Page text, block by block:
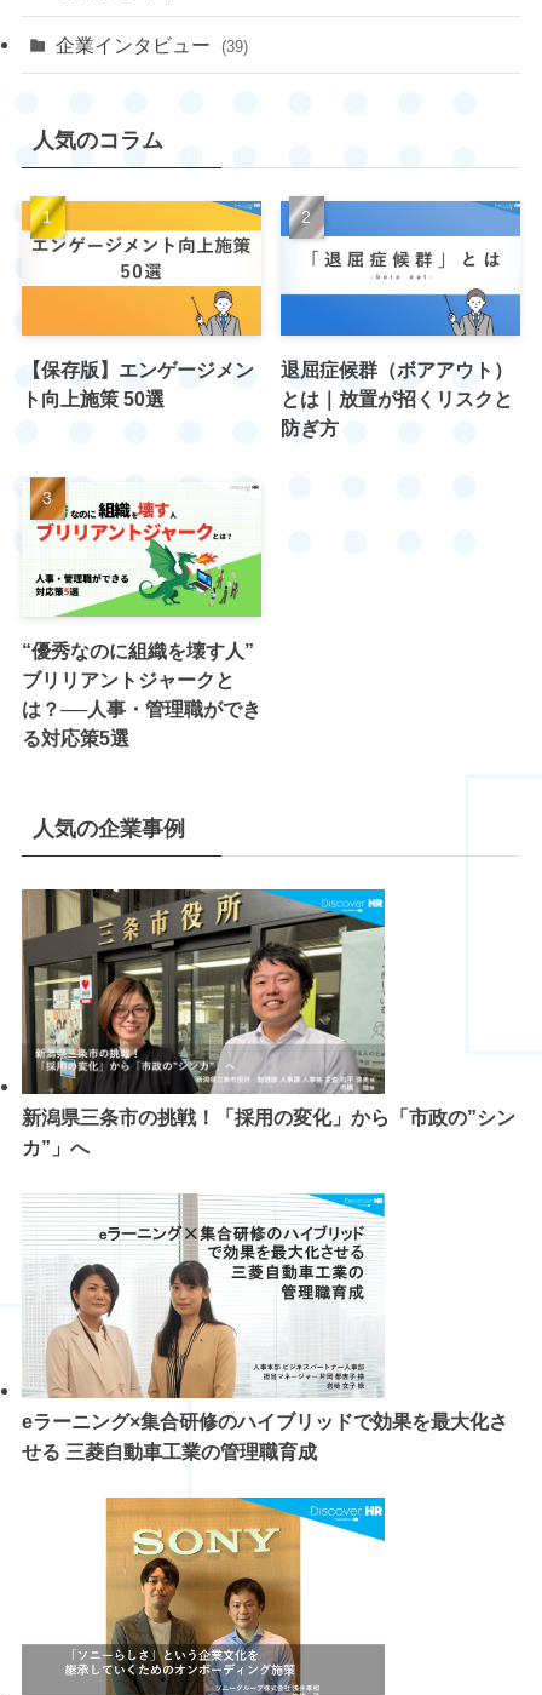
企業インタビュー (39)
人気のコラム
【保存版】エンゲージメン
ト向上施策 50選
退屈症候群（ボアアウト）
とは｜放置が招くリスクと
防ぎ方
“優秀なのに組織を壊す人”
ブリリアントジャークと
は？──人事・管理職ができ
る対応策5選
人気の企業事例
新潟県三条市の挑戦！「採用の変化」から「市政の”シン
カ”」へ
eラーニング×集合研修のハイブリッドで効果を最大化さ
せる 三菱自動車工業の管理職育成